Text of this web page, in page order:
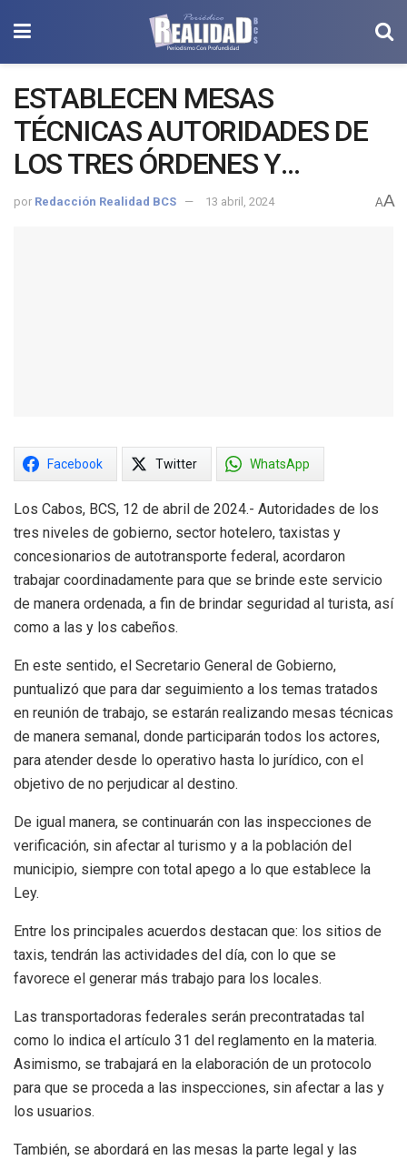
ESTABLECEN MESAS
TÉCNICAS AUTORIDADES DE
LOS TRES ÓRDENES Y
TRANSPORTISTAS DE LOS
por Redacción Realidad BCS 13 abril, 2024 AA
Facebook Twitter WhatsApp
Los Cabos, BCS, 12 de abril de 2024.- Autoridades de los
tres niveles de gobierno, sector hotelero, taxistas y
concesionarios de autotransporte federal, acordaron
trabajar coordinadamente para que se brinde este servicio
de manera ordenada, a fin de brindar seguridad al turista, así
como a las y los cabeños.
En este sentido, el Secretario General de Gobierno,
puntualizó que para dar seguimiento a los temas tratados
en reunión de trabajo, se estarán realizando mesas técnicas
de manera semanal, donde participarán todos los actores,
para atender desde lo operativo hasta lo jurídico, con el
objetivo de no perjudicar al destino.
De igual manera, se continuarán con las inspecciones de
verificación, sin afectar al turismo y a la población del
municipio, siempre con total apego a lo que establece la
Ley.
Entre los principales acuerdos destacan que: los sitios de
taxis, tendrán las actividades del día, con lo que se
favorece el generar más trabajo para los locales.
Las transportadoras federales serán precontratadas tal
como lo indica el artículo 31 del reglamento en la materia.
Asimismo, se trabajará en la elaboración de un protocolo
para que se proceda a las inspecciones, sin afectar a las y
los usuarios.
También, se abordará en las mesas la parte legal y las